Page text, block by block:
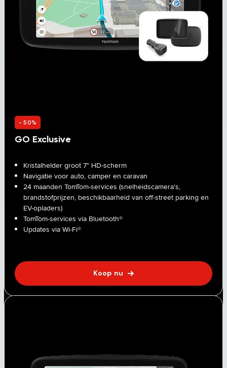
- 50%
GO Exclusive
Kristalhelder groot 7" HD-scherm
Navigatie voor auto, camper en caravan
24 maanden TomTom-services (snelheidscamera's,
brandstofprijzen, beschikbaarheid van off-street parking en
EV-opladers)
TomTom-services via Bluetooth®
Updates via Wi-Fi®
Koop nu